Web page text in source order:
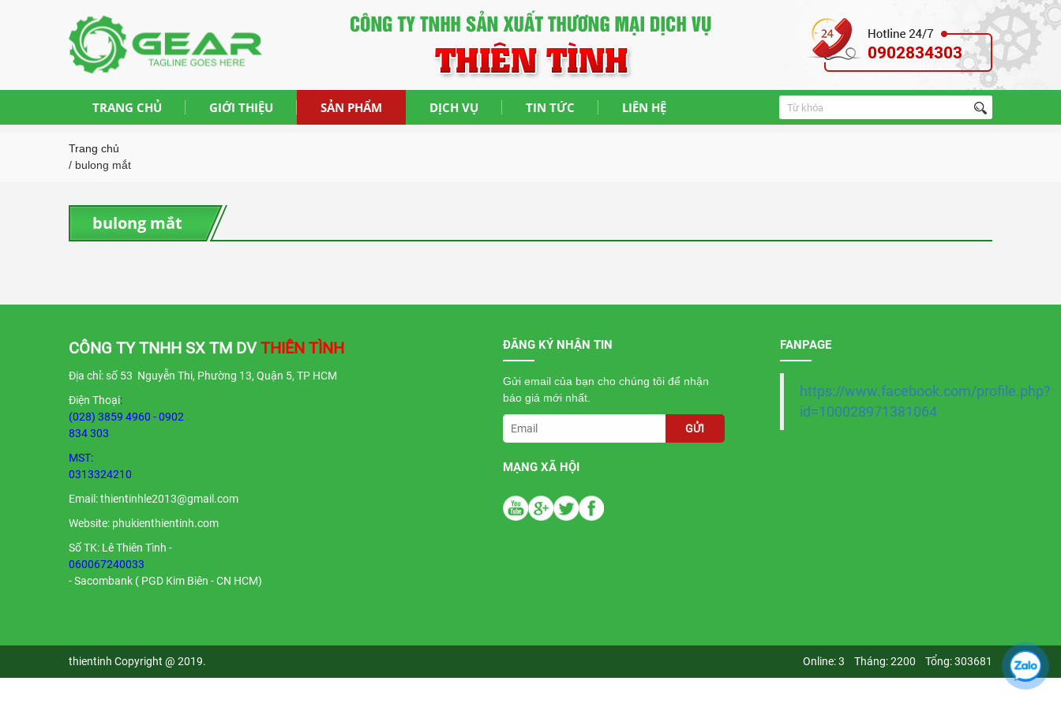
0902834303
TRANG CHỦ GIỚI THIỆU SẢN PHẨM DỊCH VỤ TIN TỨC LIÊN HỆ
Trang chủ
/ bulong mắt
bulong mắt
CÔNG TY TNHH SX TM DVTHIÊN TÌNH
Địa chỉ: số 53 Nguyễn Thi, Phường 13, Quận 5, TP HCM
Điện Thoại:
(028) 3859 4960 - 0902
834 303
MST:
0313324210
Email:thientinhle2013@gmail.com
Website: phukienthientinh.com
Số TK: Lê Thiên Tình -
060067240033
- Sacombank ( PGD Kim Biên - CN HCM)
ĐĂNG KÝ NHẬN TIN
Gửi email của bạn cho chúng tôi để nhận
báo giá mới nhất.
GỬI
MẠNG XÃ HỘI
FANPAGE
https://www.facebook.com/profile.php?
id=100028971381064
thientinh Copyright @ 2019. Online:3 Tháng:2200 Tổng:303681